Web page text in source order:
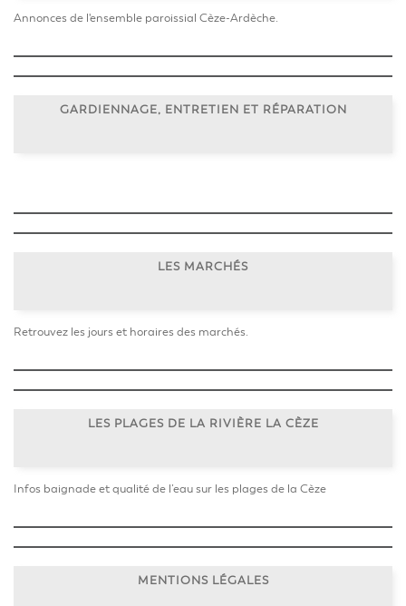
Annonces de l'ensemble paroissial Cèze-Ardèche.
GARDIENNAGE, ENTRETIEN ET RÉPARATION
LES MARCHÉS
Retrouvez les jours et horaires des marchés.
LES PLAGES DE LA RIVIÈRE LA CÈZE
Infos baignade et qualité de l’eau sur les plages de la Cèze
MENTIONS LÉGALES